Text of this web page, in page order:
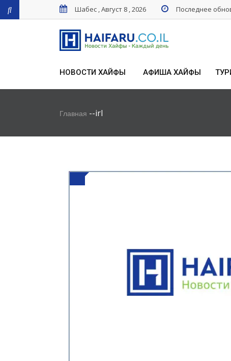
Шабес , Август 8 , 2026 Последнее
НОВОСТИ ХАЙФЫ АФИША ХАЙФЫ
Главная --irl